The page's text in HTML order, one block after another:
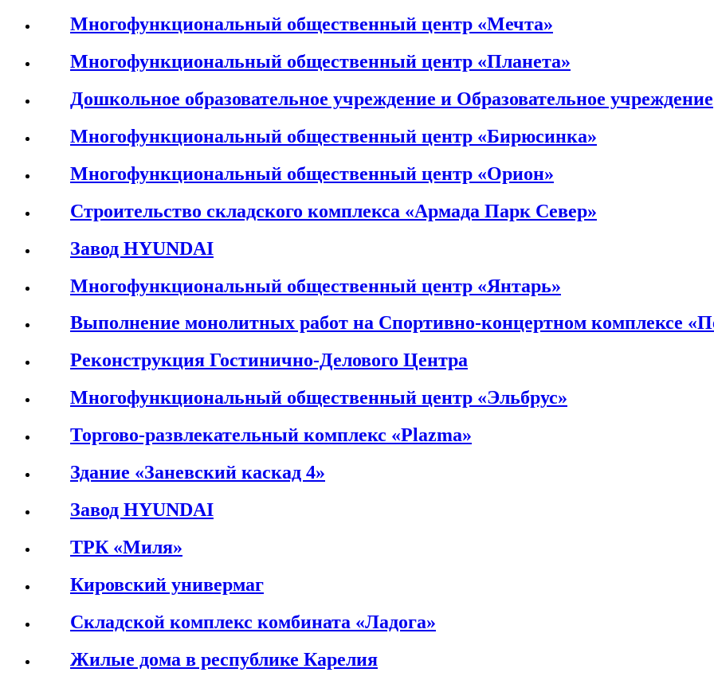
Многофункциональный общественный центр «Мечта»
Многофункциональный общественный центр «Планета»
Дошкольное образовательное учреждение и Образовательное учреждение
Многофункциональный общественный центр «Бирюсинка»
Многофункциональный общественный центр «Орион»
Строительство складского комплекса «Армада Парк Север»
Завод HYUNDAI
Многофункциональный общественный центр «Янтарь»
Выполнение монолитных работ на Спортивно-концертном комплексе
Реконструкция Гостинично-Делового Центра
Многофункциональный общественный центр «Эльбрус»
Торгово-развлекательный комплекс «Plazma»
Здание «Заневский каскад 4»
Завод HYUNDAI
ТРК «Миля»
Кировский универмаг
Складской комплекс комбината «Ладога»
Жилые дома в республике Карелия